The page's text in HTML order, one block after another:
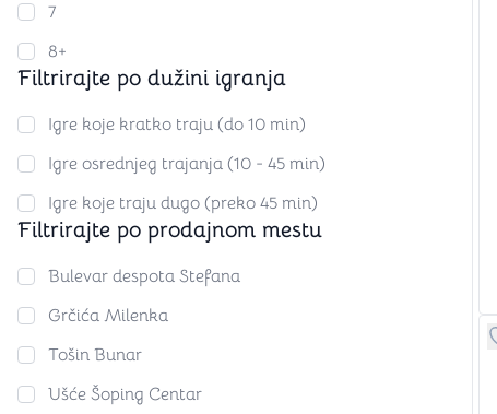
7
8+
Filtrirajte po dužini igranja
Igre koje kratko traju (do 10 min)
Igre osrednjeg trajanja (10 - 45 min)
Igre koje traju dugo (preko 45 min)
Filtrirajte po prodajnom mestu
Bulevar despota Stefana
Grčića Milenka
Tošin Bunar
Ušće Šoping Centar